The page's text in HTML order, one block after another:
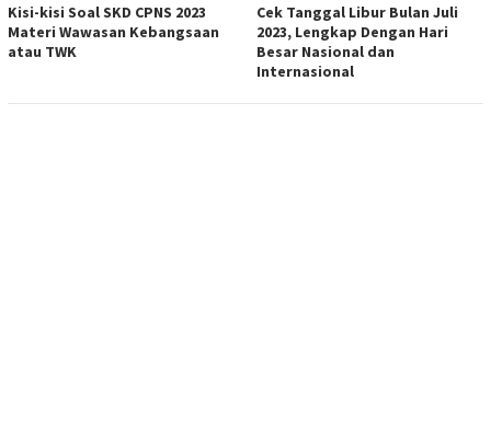
Kisi-kisi Soal SKD CPNS 2023
Materi Wawasan Kebangsaan
atau TWK
Cek Tanggal Libur Bulan Juli
2023, Lengkap Dengan Hari
Besar Nasional dan
Internasional